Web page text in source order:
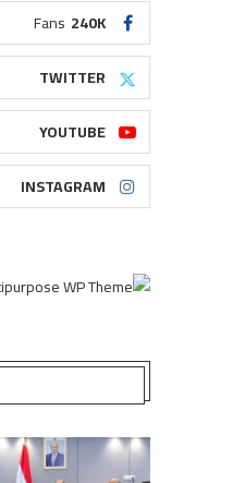
240K
Fans
TWITTER
YOUTUBE
INSTAGRAM